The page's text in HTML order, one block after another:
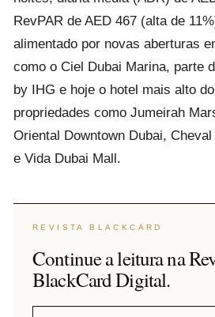
RevPAR de AED 467 (alta de
alimentado por novas aberturas
como o Ciel Dubai Marina, parte
by IHG e hoje o hotel mais alto
propriedades como Jumeirah
Oriental Downtown Dubai,
e Vida Dubai Mall.
REVISTA BLACKCARD
Continue a leitura na
BlackCard Digital.